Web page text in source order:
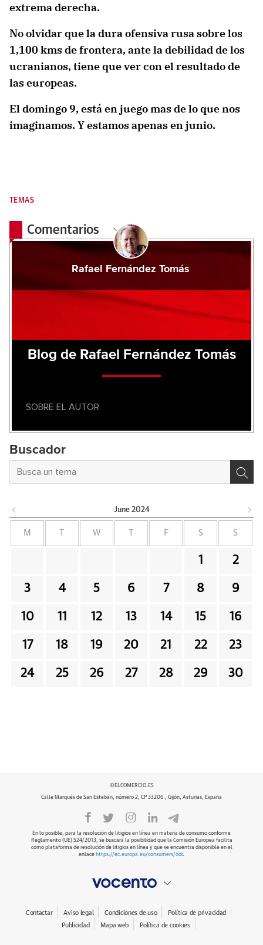
extrema derecha.
No olvidar que la dura ofensiva rusa sobre los
1,100 kms de frontera, ante la debilidad de los
ucranianos, tiene que ver con el resultado de
las europeas.
El domingo 9, está en juego mas de lo que nos
imaginamos. Y estamos apenas en junio.
TEMAS
Comentarios
Rafael Fernández Tomás
Blog de Rafael Fernández Tomás
SOBRE EL AUTOR
Buscador
June 2024
M W F S S
1 2
3 4 5 6 7 8 9
10 11 12 13 14 15 16
17 18 19 20 21 22 23
24 25 26 27 28 29 30
©ELCOMERCIO.ES
Calle Marqués de San Esteban, número 2, CP 33206 , Gijón, Asturias, España
En lo posible, para la resolución de litigios en línea en materia de consumo conforme
Reglamento (UE) 524/2013, se buscará la posibilidad que la Comisión Europea facilita
como plataforma de resolución de litigios en línea y que se encuentra disponible en el
enlace https://ec.europa.eu/consumers/odr.
Contactar Aviso legal Condiciones de uso
Política de privacidad
Publicidad
Mapa web Política de cookies